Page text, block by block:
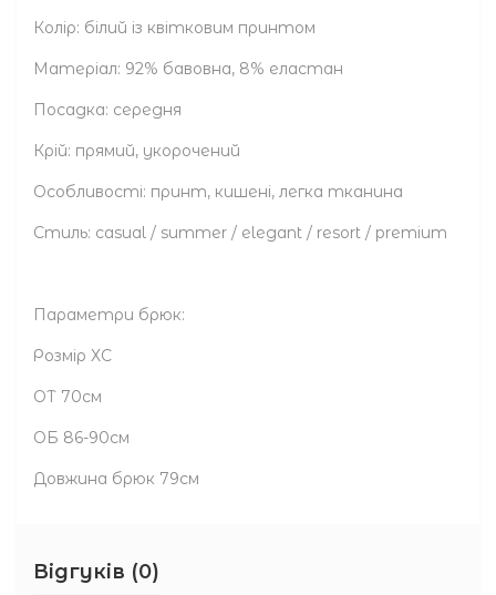
Колір: білий із квітковим принтом
Матеріал: 92% бавовна, 8% еластан
Посадка: середня
Крій: прямий, укорочений
Особливості: принт, кишені, легка тканина
Стиль: casual / summer / elegant / resort / premium
Параметри брюк:
Розмір ХС
ОТ 70см
ОБ 86-90см
Довжина брюк 79см
Відгуків (0)